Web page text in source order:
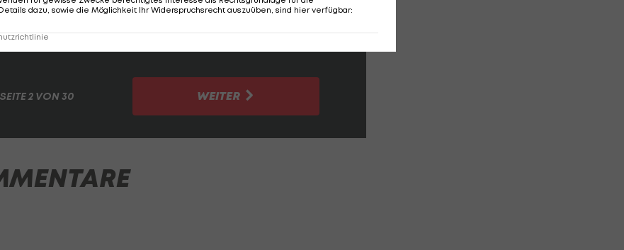
SEITE2 VON 30 WEITER
dazu, sowie die Möglichkeit Ihr Widerspruchsrecht auszuüben, sind hier verfügbar: